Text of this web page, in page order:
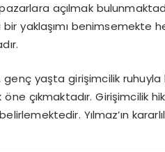
açılmak
yaklaşımı benimsemekte
genç yaşta girişimcilik
öne çıkmaktadır.
Yılmaz’ın